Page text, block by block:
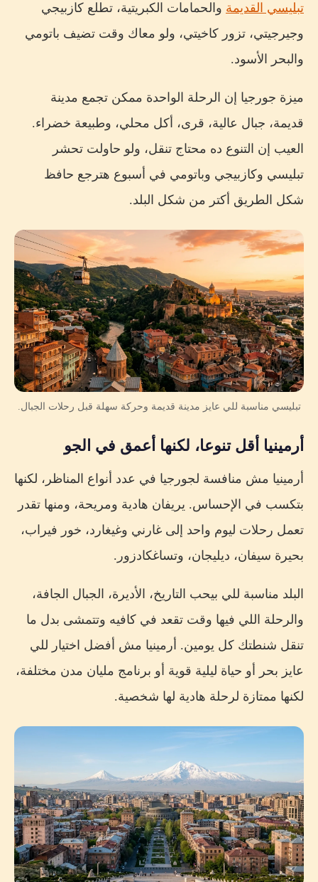
تبليسي القديمة والحمامات الكبريتية، تطلع كازبيجي
وجيرجيتي، تزور كاخيتي، ولو معاك وقت تضيف باتومي
والبحر الأسود.
ميزة جورجيا إن الرحلة الواحدة ممكن تجمع مدينة
قديمة، جبال عالية، قرى، أكل محلي، وطبيعة خضراء.
العيب إن التنوع ده محتاج تنقل، ولو حاولت تحشر
تبليسي وكازبيجي وباتومي في أسبوع هترجع حافظ
شكل الطريق أكتر من شكل البلد.
تبليسي مناسبة للي عايز مدينة قديمة وحركة سهلة قبل رحلات الجبال.
أرمينيا أقل تنوعا، لكنها أعمق في الجو
أرمينيا مش منافسة لجورجيا في عدد أنواع المناظر، لكنها
بتكسب في الإحساس. يريفان هادية ومريحة، ومنها تقدر
تعمل رحلات ليوم واحد إلى غارني وغيغارد، خور فيراب،
بحيرة سيفان، ديليجان، وتساغكادزور.
البلد مناسبة للي بيحب التاريخ، الأديرة، الجبال الجافة،
والرحلة اللي فيها وقت تقعد في كافيه وتتمشى بدل ما
تنقل شنطتك كل يومين. أرمينيا مش أفضل اختيار للي
عايز بحر أو حياة ليلية قوية أو برنامج مليان مدن مختلفة،
لكنها ممتازة لرحلة هادية لها شخصية.